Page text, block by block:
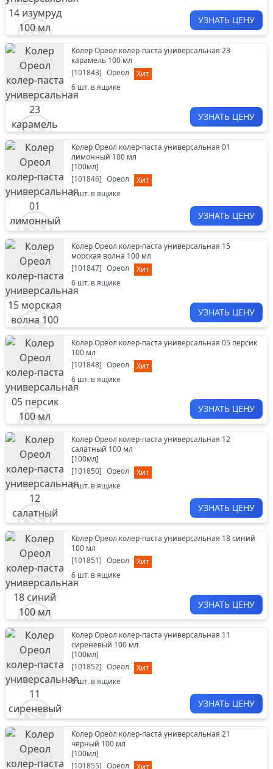
УЗНАТЬ ЦЕНУ
Колер Ореол колер-паста универсальная 23
карамель 100 мл
[101843] Ореол
Хит
6 шт. в ящике
УЗНАТЬ ЦЕНУ
Колер Ореол колер-паста универсальная 01
лимонный 100 мл
[100мл]
[101846] Ореол
Хит
6шт. в ящике
УЗНАТЬ ЦЕНУ
Колер Ореол колер-паста универсальная 15
морская волна 100 мл
[101847] Ореол
Хит
6 шт. в ящике
УЗНАТЬ ЦЕНУ
Колер Ореол колер-паста универсальная 05 персик
100 мл
[101848] Ореол
Хит
6 шт. в ящике
УЗНАТЬ ЦЕНУ
Колер Ореол колер-паста универсальная 12
салатный 100 мл
[100мл]
[101850] Ореол
Хит
6шт. в ящике
УЗНАТЬ ЦЕНУ
Колер Ореол колер-паста универсальная 18 синий
100 мл
[101851] Ореол
Хит
6 шт. в ящике
УЗНАТЬ ЦЕНУ
Колер Ореол колер-паста универсальная 11
сиреневый 100 мл
[100мл]
[101852] Ореол
Хит
6шт. в ящике
УЗНАТЬ ЦЕНУ
Колер Ореол колер-паста универсальная 21
чёрный 100 мл
[100мл]
[101855] Ореол Хит